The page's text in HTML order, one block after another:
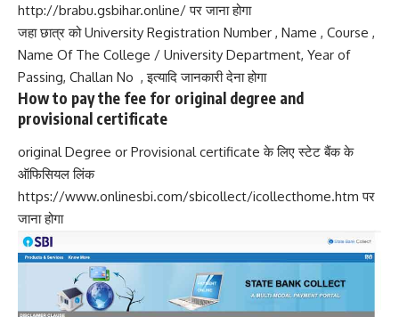
http://brabu.gsbihar.online/पर जाना होगा
जहा छात्र को University Registration Number , Name , Course ,
Name Of The College / University Department, Year of
Passing, Challan No , इत्यादि जानकारी देना होगा
How to pay the fee for original degree and
provisional certificate
original Degree or Provisional certificate के लिए स्टेट बैंक के
ऑफिसियल लिंक
https://www.onlinesbi.com/sbicollect/icollecthome.htm पर
जाना होगा